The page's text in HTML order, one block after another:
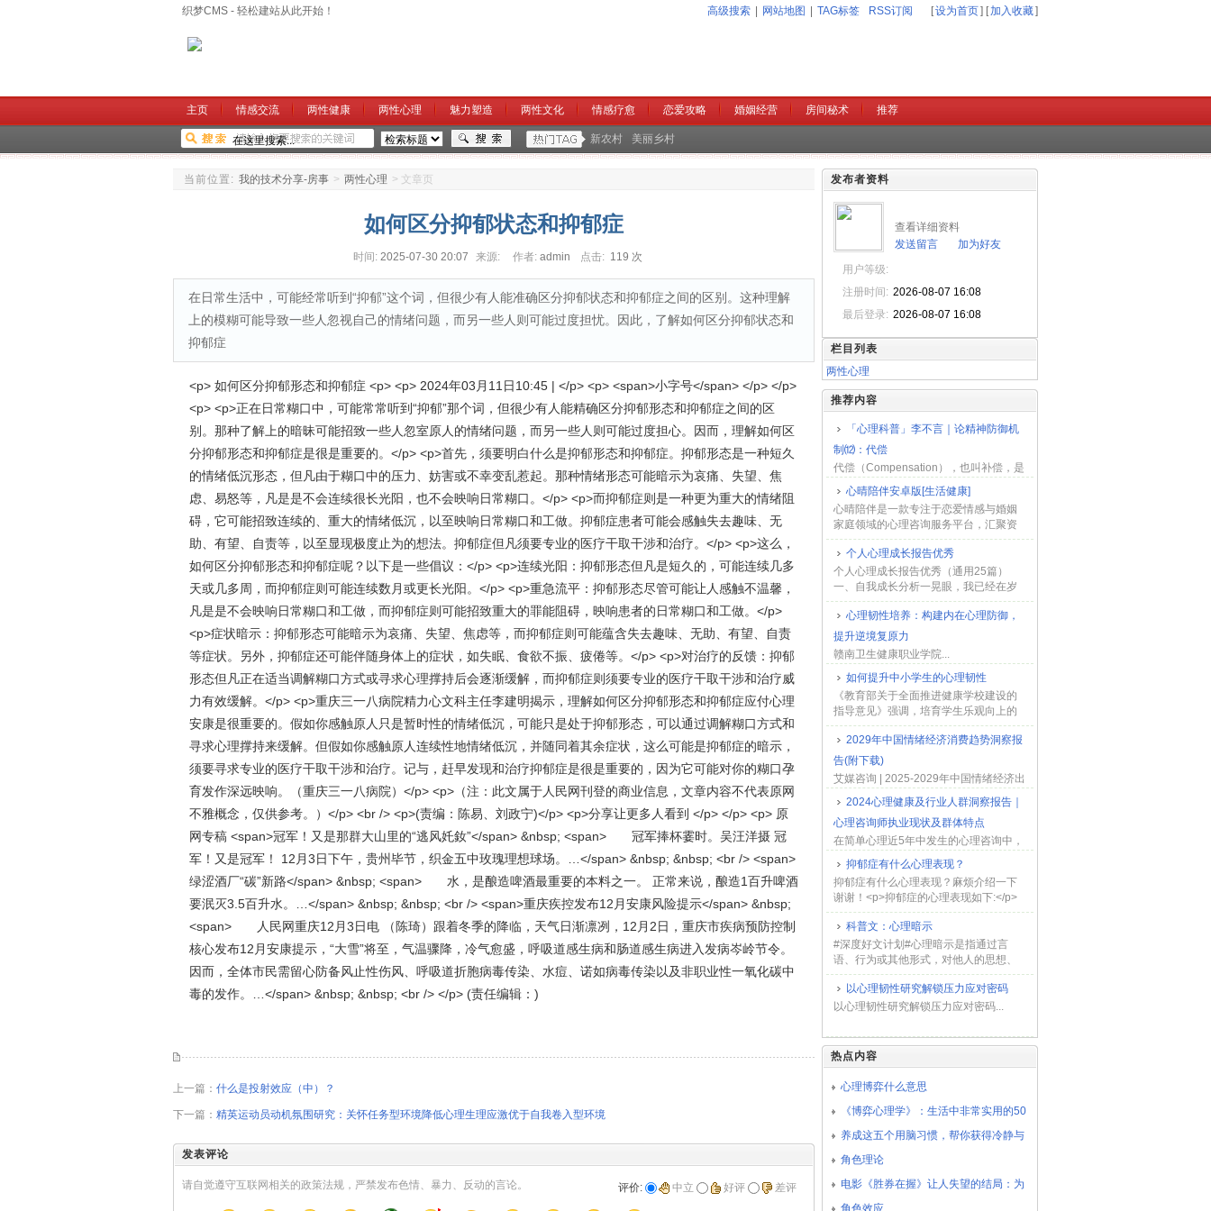
织梦CMS - 轻松建站从此开始！ 高级搜索 网站地图 TAG标签 RSS订阅 [设为首页] [加入收藏]
主页 情感交流 两性健康 两性心理 魅力塑造 两性文化 情感疗愈 恋爱攻略 婚姻经营 房间秘术 推荐
新农村 美丽乡村
当前位置: 我的技术分享-房事 > 两性心理 > 文章页
如何区分抑郁状态和抑郁症
时间: 2025-07-30 20:07 来源: 作者: admin 点击: 119 次
在日常生活中，可能经常听到“抑郁”这个词，但很少有人能准确区分抑郁状态和抑郁症之间的区别。这种理解
上的模糊可能导致一些人忽视自己的情绪问题，而另一些人则可能过度担忧。因此，了解如何区分抑郁状态和
抑郁症
<p> 如何区分抑郁形态和抑郁症 <p> <p> 2024年03月11日10:45 | </p> <p> <span>小字号</span> </p> </p>
<p> <p>正在日常糊口中，可能常常听到“抑郁”那个词，但很少有人能精确区分抑郁形态和抑郁症之间的区
别。那种了解上的暗昧可能招致一些人忽室原人的情绪问题，而另一些人则可能过度担心。因而，理解如何区
分抑郁形态和抑郁症是很是重要的。</p> <p>首先，须要明白什么是抑郁形态和抑郁症。抑郁形态是一种短久
的情绪低沉形态，但凡由于糊口中的压力、妨害或不幸变乱惹起。那种情绪形态可能暗示为哀痛、失望、焦
虑、易怒等，凡是是不会连续很长光阳，也不会映响日常糊口。</p> <p>而抑郁症则是一种更为重大的情绪阻
碍，它可能招致连续的、重大的情绪低沉，以至映响日常糊口和工做。抑郁症患者可能会感触失去趣味、无
助、有望、自责等，以至显现极度止为的想法。抑郁症但凡须要专业的医疗干取干涉和治疗。</p> <p>这么，
如何区分抑郁形态和抑郁症呢？以下是一些倡议：</p> <p>连续光阳：抑郁形态但凡是短久的，可能连续几多
天或几多周，而抑郁症则可能连续数月或更长光阳。</p> <p>重急流平：抑郁形态尽管可能让人感触不温馨，
凡是是不会映响日常糊口和工做，而抑郁症则可能招致重大的罪能阻碍，映响患者的日常糊口和工做。</p>
<p>症状暗示：抑郁形态可能暗示为哀痛、失望、焦虑等，而抑郁症则可能蕴含失去趣味、无助、有望、自责
等症状。另外，抑郁症还可能伴随身体上的症状，如失眠、食欲不振、疲倦等。</p> <p>对治疗的反馈：抑郁
形态但凡正在适当调解糊口方式或寻求心理撑持后会逐渐缓解，而抑郁症则须要专业的医疗干取干涉和治疗威
力有效缓解。</p> <p>重庆三一八病院精力心文科主任李建明揭示，理解如何区分抑郁形态和抑郁症应付心理
安康是很重要的。假如你感触原人只是暂时性的情绪低沉，可能只是处于抑郁形态，可以通过调解糊口方式和
寻求心理撑持来缓解。但假如你感触原人连续性地情绪低沉，并随同着其余症状，这么可能是抑郁症的暗示，
须要寻求专业的医疗干取干涉和治疗。记与，赶早发现和治疗抑郁症是很是重要的，因为它可能对你的糊口孕
育发作深远映响。（重庆三一八病院）</p> <p>（注：此文属于人民网刊登的商业信息，文章内容不代表原网
不雅概念，仅供参考。）</p> <br /> <p>(责编：陈易、刘政宁)</p> <p>分享让更多人看到 </p> </p> <p> 原
网专稿 <span>冠军！又是那群大山里的“逃风奼釹”</span> &nbsp; <span> 冠军捧杯霎时。吴汪洋摄 冠
军！又是冠军！ 12月3日下午，贵州毕节，织金五中玫瑰理想球场。…</span> &nbsp; &nbsp; <br /> <span>
绿涩酒厂“碳”新路</span> &nbsp; <span> 水，是酿造啤酒最重要的本料之一。 正常来说，酿造1百升啤酒
要泯灭3.5百升水。…</span> &nbsp; &nbsp; <br /> <span>重庆疾控发布12月安康风险提示</span> &nbsp;
<span> 人民网重庆12月3日电 （陈琦）跟着冬季的降临，天气日渐凛冽，12月2日，重庆市疾病预防控制
核心发布12月安康提示，“大雪”将至，气温骤降，冷气愈盛，呼吸道感生病和肠道感生病进入发病岑岭节令。
因而，全体市民需留心防备风止性伤风、呼吸道折胞病毒传染、水痘、诺如病毒传染以及非职业性一氧化碳中
毒的发作。…</span> &nbsp; &nbsp; <br /> </p> (责任编辑：)
上一篇： 什么是投射效应（中）？
下一篇： 精英运动员动机氛围研究：关怀任务型环境降低心理生理应激优于自我卷入型环境
发表评论
请自觉遵守互联网相关的政策法规，严禁发布色情、暴力、反动的言论。 评价: 中立 好评 差评
发布者资料
查看详细资料
发送留言
加为好友
用户等级:
注册时间: 2026-08-07 16:08
最后登录: 2026-08-07 16:08
栏目列表
两性心理
推荐内容
「心理科普」李不言｜论精神防御机
制⑿：代偿
代偿（Compensation），也叫补偿，是
指当个体在生理或心理上存在真实的或
主观感受到的缺陷、不足时，通过发展
其他方面的优势或能力来弥补这一缺
陷，从而缓解自...
心晴陪伴安卓版[生活健康]
心晴陪伴是一款专注于恋爱情感与婚姻
家庭领域的心理咨询服务平台，汇聚资
深情感老师，为用户提供高效的情感问
题解决方案。服务涵盖婚恋情感、亲子
关系、情绪压力等多个板块...
个人心理成长报告优秀
个人心理成长报告优秀（通用25篇）
一、自我成长分析一晃眼，我已经在岁
月的年轮上画了十九个圈。回顾自己的
成长过程，我感到自己幼年、童年时期
的生活经历及情感体验对...
心理韧性培养：构建内在心理防御，
提升逆境复原力
赣南卫生健康职业学院...
如何提升中小学生的心理韧性
《教育部关于全面推进健康学校建设的
指导意见》强调，培育学生乐观向上的
积极心理品质，增强心理韧性。心理韧
性又称心理弹性、抗逆力、复原力，是
指个体在面对困难、挫折或...
2029年中国情绪经济消费趋势洞察报
告(附下载)
艾媒咨询 | 2025-2029年中国情绪经济出
产趋势洞察报告 跟着社会糊口和工做节
拍的加速，市场出产者对情绪舒缓取精
力满足的出产需求日益删长，情绪经济
逐渐...
2024心理健康及行业人群洞察报告｜
心理咨询师执业现状及群体特点
在简单心理近5年中发生的心理咨询中，
视频咨询的比例也在逐年升高，2023年
65.7%的心理咨询通过视频方式进行，
相比于2019年的40%，增长了64.3%。
在...
抑郁症有什么心理表现？
抑郁症有什么心理表现？麻烦介绍一下
谢谢！<p>抑郁症的心理表现如下:</p>
<p>1. 感到极度沮丧......
科普文：心理暗示
#深度好文计划#心理暗示是指通过言
语、行为或其他形式，对他人的思想、
情绪、行为等进行潜在的影响，使其产
生某种感知、信念、态度或行为的一种
最常见的心理现象。心理学...
以心理韧性研究解锁压力应对密码
以心理韧性研究解锁压力应对密码...
热点内容
心理博弈什么意思
《博弈心理学》：生活中非常实用的50
种心理博弈策略
养成这五个用脑习惯，帮你获得冷静与
平和心态！
角色理论
电影《胜券在握》让人失望的结局：为
什么“职场逆袭”成了迷局？
角色效应